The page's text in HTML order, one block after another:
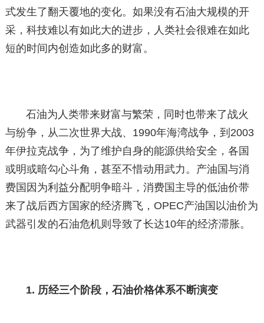
式发生了翻天覆地的变化。如果没有石油大规模的开
采，科技难以有如此大的进步，人类社会很难在如此
短的时间内创造如此多的财富。
石油为人类带来财富与繁荣，同时也带来了战火
与纷争，从二次世界大战、1990年海湾战争，到2003
年伊拉克战争，为了维护自身的能源供给安全，各国
或明或暗勾心斗角，甚至不惜动用武力。产油国与消
费国因为利益分配明争暗斗，消费国主导的低油价带
来了战后西方国家的经济腾飞，OPEC产油国以油价为
武器引发的石油危机则导致了长达10年的经济滞胀。
1. 历经三个阶段，石油价格体系不断演变